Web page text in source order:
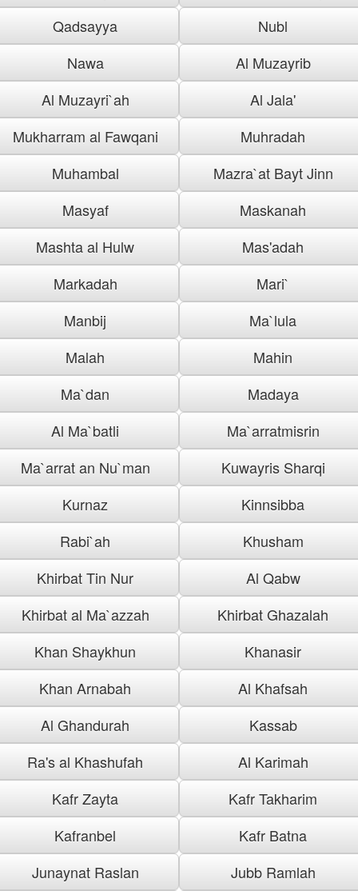
Qadsayya
Nubl
Nawa
Al Muzayrib
Al Muzayri`ah
Al Jala'
Mukharram al Fawqani
Muhradah
Muhambal
Mazra`at Bayt Jinn
Masyaf
Maskanah
Mashta al Hulw
Mas'adah
Markadah
Mari`
Manbij
Ma`lula
Malah
Mahin
Ma`dan
Madaya
Al Ma`batli
Ma`arratmisrin
Ma`arrat an Nu`man
Kuwayris Sharqi
Kurnaz
Kinnsibba
Rabi`ah
Khusham
Khirbat Tin Nur
Al Qabw
Khirbat al Ma`azzah
Khirbat Ghazalah
Khan Shaykhun
Khanasir
Khan Arnabah
Al Khafsah
Al Ghandurah
Kassab
Ra's al Khashufah
Al Karimah
Kafr Zayta
Kafr Takharim
Kafranbel
Kafr Batna
Junaynat Raslan
Jubb Ramlah